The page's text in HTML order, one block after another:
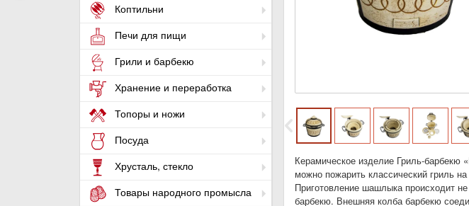
Коптильни
Печи для пищи
Грили и барбекю
Хранение и переработка
Топоры и ножи
Посуда
Хрусталь, стекло
Товары народного промысла
Керамическое изделие Гриль-барбекю
можно пожарить классический гриль
Приготовление шашлыка происходит
барбекю. Внешняя колба барбекю